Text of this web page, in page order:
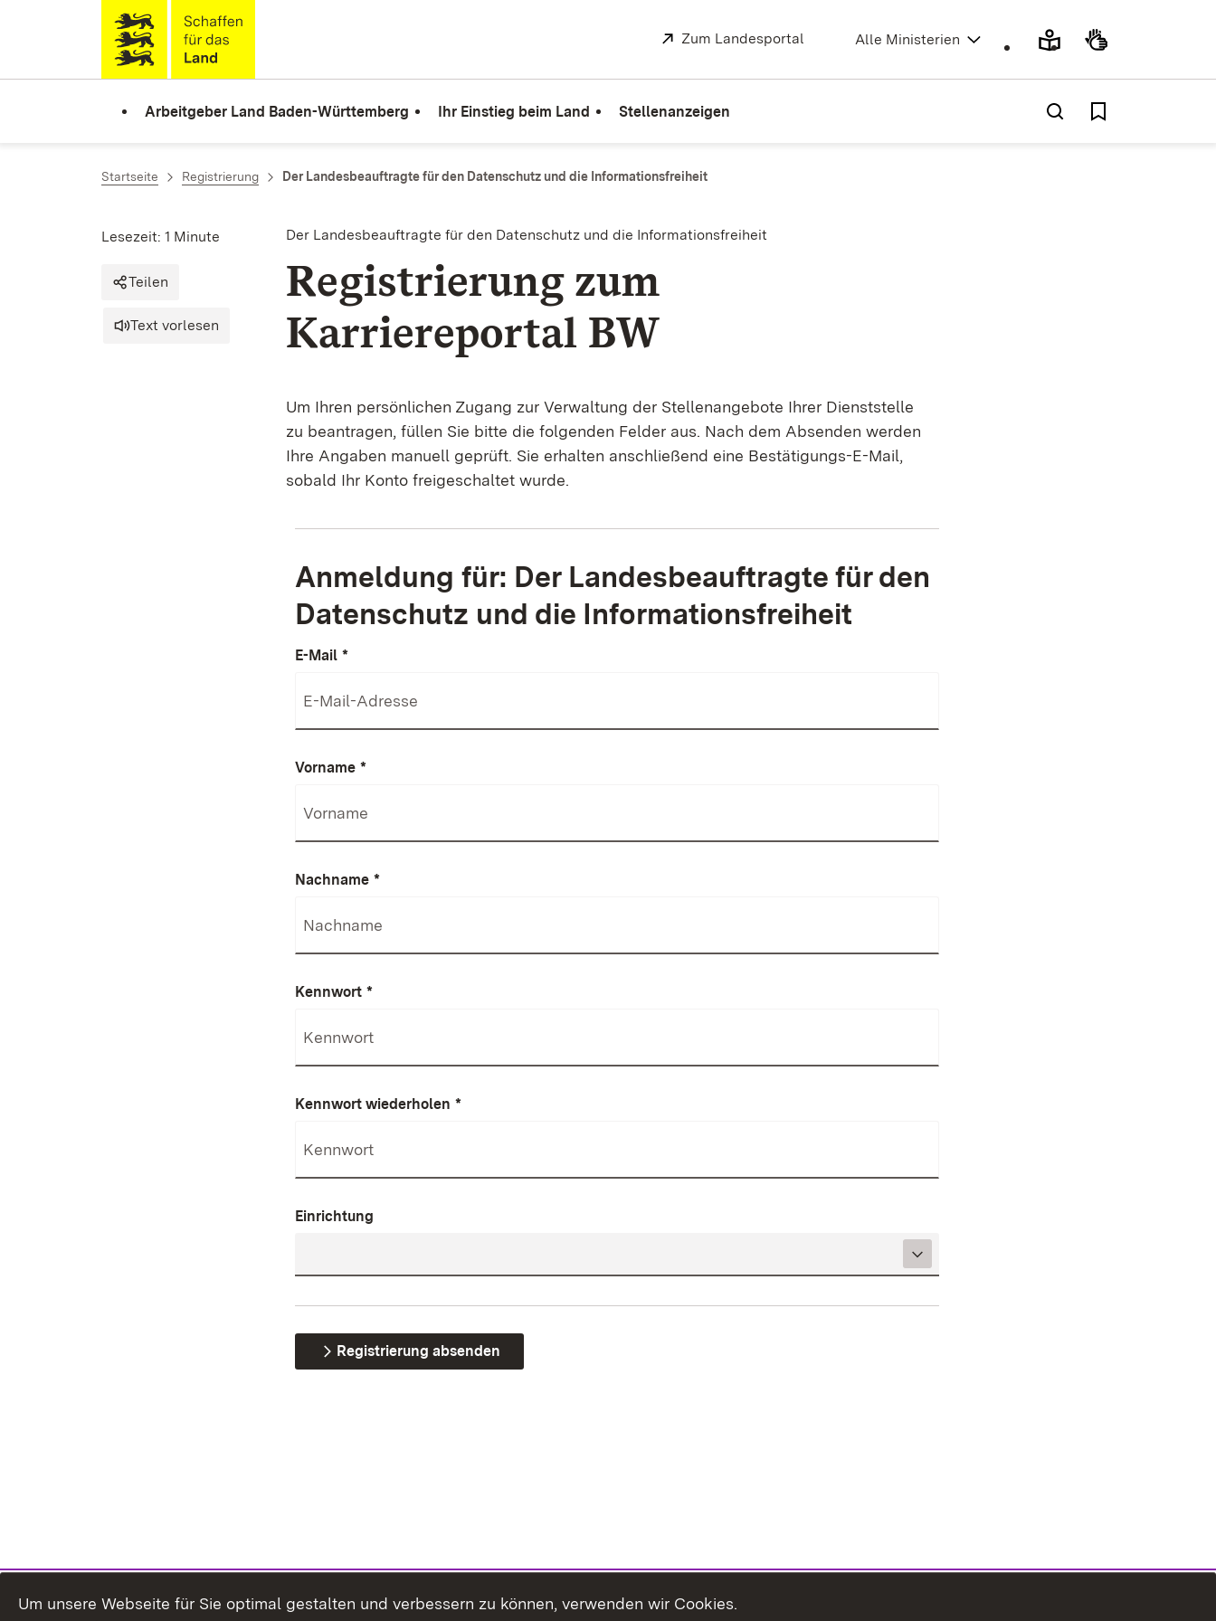
Zum Inhalt springen
Link zur Startseite
Extern:
Zum Landesportal (Öffnet in neuem Fenster)
Alle Ministerien
Arbeitgeber Land Baden-Württemberg Ihr Einstieg beim Land Stellenanzeigen
Startseite Registrierung Der Landesbeauftragte für den Datenschutz und die Informationsfreiheit
Der Landesbeauftragte für den Datenschutz und die Informationsfreiheit
Registrierung zum
Karriereportal BW
Lesezeit: 1 Minute
Teilen
Text vorlesen
Um Ihren persönlichen Zugang zur Verwaltung der Stellenangebote Ihrer Dienststelle
zu beantragen, füllen Sie bitte die folgenden Felder aus. Nach dem Absenden werden
Ihre Angaben manuell geprüft. Sie erhalten anschließend eine Bestätigungs-E-Mail,
sobald Ihr Konto freigeschaltet wurde.
Anmeldung für: Der Landesbeauftragte für den
Datenschutz und die Informationsfreiheit
E-Mail *
Vorname *
Nachname *
Kennwort *
Kennwort wiederholen *
Einrichtung
Registrierung absenden
Um unsere Webseite für Sie optimal gestalten und verbessern zu können, verwenden wir Cookies.